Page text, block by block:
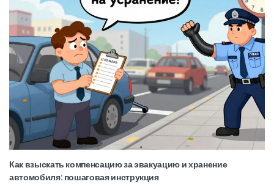
Как взыскать компенсацию за эвакуацию и хранение
автомобиля: пошаговая инструкция